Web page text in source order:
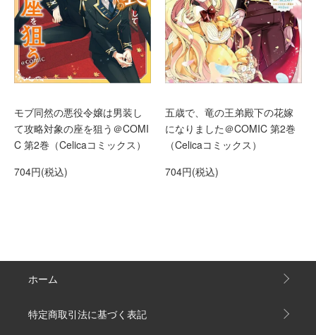
モブ同然の悪役令嬢は男装し
て攻略対象の座を狙う＠COMI
C 第2巻（Celicaコミックス）
704円(税込)
五歳で、竜の王弟殿下の花嫁
になりました＠COMIC 第2巻
（Celicaコミックス）
704円(税込)
ホーム
特定商取引法に基づく表記